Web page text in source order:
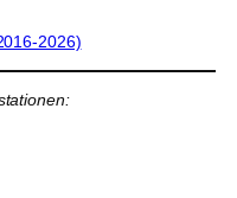
2026)